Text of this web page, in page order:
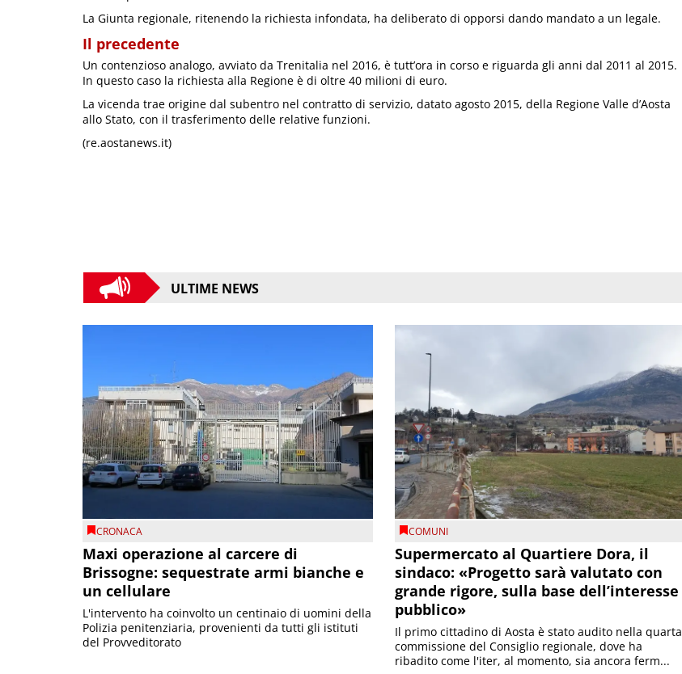
La Giunta regionale, ritenendo la richiesta infondata, ha deliberato di opporsi dando mandato a un legale.
Il precedente
Un contenzioso analogo, avviato da Trenitalia nel 2016, è tutt’ora in corso e riguarda gli anni dal 2011 al 2015.
In questo caso la richiesta alla Regione è di oltre 40 milioni di euro.
La vicenda trae origine dal subentro nel contratto di servizio, datato agosto 2015, della Regione Valle d’Aosta
allo Stato, con il trasferimento delle relative funzioni.
(re.aostanews.it)
ULTIME NEWS
CRONACA
Maxi operazione al carcere di
Brissogne: sequestrate armi bianche e
un cellulare
L'intervento ha coinvolto un centinaio di uomini della
Polizia penitenziaria, provenienti da tutti gli istituti
del Provveditorato
COMUNI
Supermercato al Quartiere Dora, il
sindaco: «Progetto sarà valutato con
grande rigore, sulla base dell’interesse
pubblico»
Il primo cittadino di Aosta è stato audito nella quarta
commissione del Consiglio regionale, dove ha
ribadito come l'iter, al momento, sia ancora ferm...